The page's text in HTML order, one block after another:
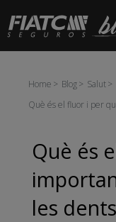
Salta al contingut
Home Blog
Salut
Què és el fluor i per
Què és
les